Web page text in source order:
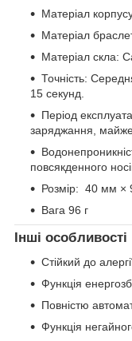
Матеріал
Матеріал
Матеріал скла:
Точність:
15 секунд.
Період
заряджання,
повсякденного
Розмір: 40 мм ×
Вага 96 г
Інші особливості
Стійкий до
Функція
Повністю
Функція